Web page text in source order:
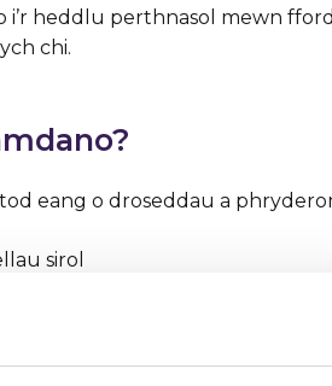
heddlu perthnasol mewn
chi.
eang o droseddau a
sirol